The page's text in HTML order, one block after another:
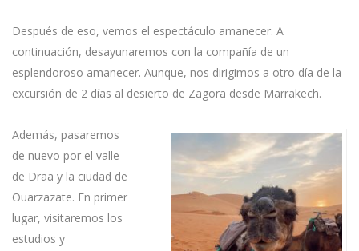
Después de eso, vemos el espectáculo amanecer. A
continuación, desayunaremos con la compañía de un
esplendoroso amanecer. Aunque, nos dirigimos a otro día de la
excursión de 2 días al desierto de Zagora desde Marrakech.
Además, pasaremos
de nuevo por el valle
de Draa y la ciudad de
Ouarzazate. En primer
lugar, visitaremos los
estudios y